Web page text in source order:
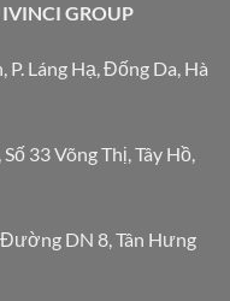
GROUP
P. Láng Hạ, Đống Da, Hà
33 Võng Thị, Tây Hồ,
DN 8, Tân Hưng